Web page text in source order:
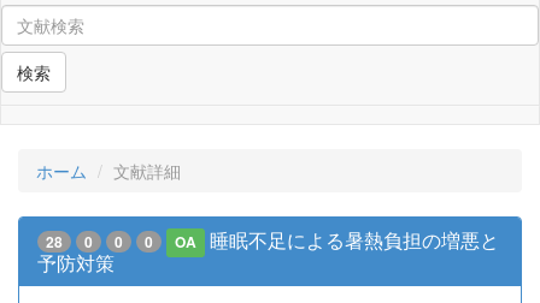
検索
ホーム 文献詳細
28 0 0 0 OA
睡眠不足による暑熱負担の増悪と
予防対策